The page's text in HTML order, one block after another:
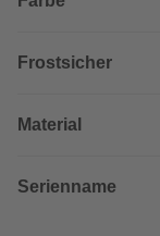
Frostsicher
Material
Serienname